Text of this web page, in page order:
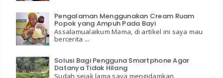
Pengalaman Menggunakan Cream Ruam
Popok yang Ampuh Pada Bayi
Assalamualaikum Mama, di artikel ini saya mau
bercerita ...
Solusi Bagi Pengguna Smartphone Agar
Datanya Tidak Hilang
Sudah sejak lama saya mengidamkan